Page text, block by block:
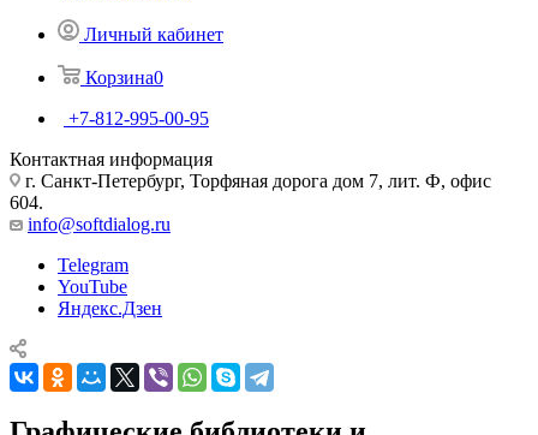
Личный кабинет
Корзина0
+7-812-995-00-95
Контактная информация
г. Санкт-Петербург, Торфяная дорога дом 7, лит. Ф, офис
604.
info@softdialog.ru
Telegram
YouTube
Яндекс.Дзен